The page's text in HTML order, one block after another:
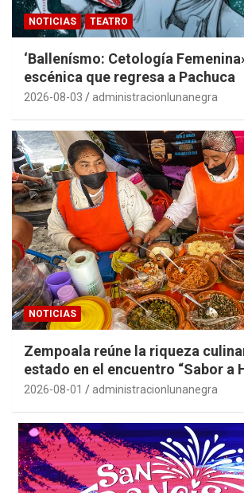
NOTICIAS TEATRO
‘Ballenísmo: Cetología
escénica que regresa a Pachuca
2026-08-03 administracionlunanegra
NOTICIAS
Zempoala reúne la riqueza
estado en el encuentro “Sabor a
2026-08-01 administracionlunanegra